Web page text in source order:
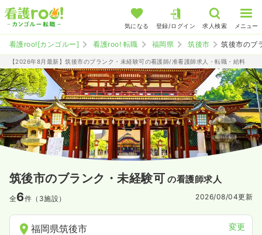
気になる 登録/ログイン 求人検索 メニュー
看護roo![カンゴルー] 看護roo! 転職 福岡県 筑後市 筑後市のブ
【2026年8月最新】筑後市のブランク・未経験可の看護師/准看護師求人・転職・給料
筑後市のブランク・未経験可 の看護師求人
全6件（3施設） 2026/08/04更新
福岡県筑後市 変更